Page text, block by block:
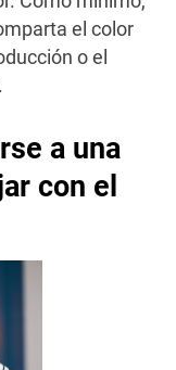
el color
o el
a una
con el